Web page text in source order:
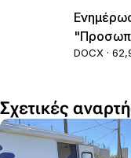
DOCX ·
Σχετικές